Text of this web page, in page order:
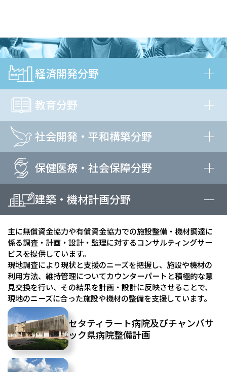
経済開発分野
教育分野
社会開発・平和構築分野
保健医療・社会保障分野
建築・機材計画分野
主に無償資金協力や有償資金協力での施設整備・機材調達に
係る調査・計画・設計・監理に対するコンサルティングサー
ビスを提供しています。
現地調査により現状と支援のニーズを把握し、施設や機材の
利用方法、維持管理についてカウンターパートと積極的な意
見交換を行い、その結果を計画・設計に反映させることで、
現地のニーズに合った施設や機材の整備を支援しています。
セタティラート病院及びチャンパサ
ック県病院整備計画